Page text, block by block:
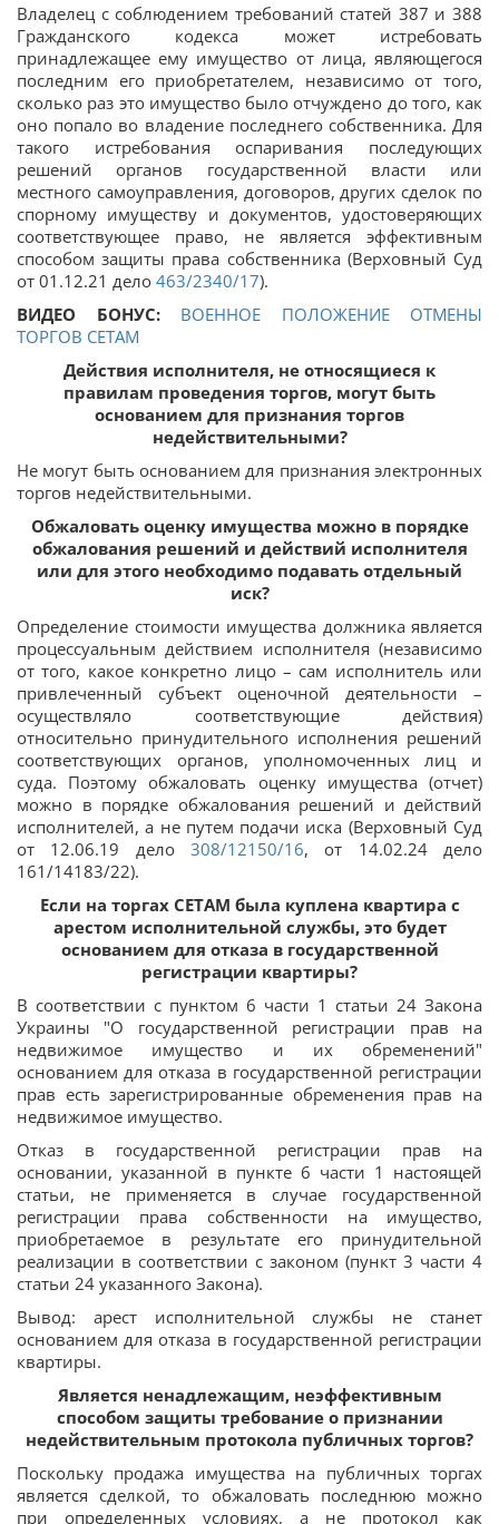
Владелец с соблюдением требований статей 387 и 388
Гражданского кодекса может истребовать
принадлежащее ему имущество от лица, являющегося
последним его приобретателем, независимо от того,
сколько раз это имущество было отчуждено до того, как
оно попало во владение последнего собственника. Для
такого истребования оспаривания последующих
решений органов государственной власти или
местного самоуправления, договоров, других сделок по
спорному имуществу и документов, удостоверяющих
соответствующее право, не является эффективным
способом защиты права собственника (Верховный Суд
от 01.12.21 дело 463/2340/17).
ВИДЕО БОНУС:ВОЕННОЕ ПОЛОЖЕНИЕ ОТМЕНЫ
ТОРГОВ СЕТАМ
Действия исполнителя, не относящиеся к
правилам проведения торгов, могут быть
основанием для признания торгов
недействительными?
Не могут быть основанием для признания электронных
торгов недействительными.
Обжаловать оценку имущества можно в порядке
обжалования решений и действий исполнителя
или для этого необходимо подавать отдельный
иск?
Определение стоимости имущества должника является
процессуальным действием исполнителя (независимо
от того, какое конкретно лицо – сам исполнитель или
привлеченный субъект оценочной деятельности –
осуществляло соответствующие действия)
относительно принудительного исполнения решений
соответствующих органов, уполномоченных лиц и
суда. Поэтому обжаловать оценку имущества (отчет)
можно в порядке обжалования решений и действий
исполнителей, а не путем подачи иска (Верховный Суд
от 12.06.19 дело 308/12150/16, от 14.02.24 дело
161/14183/22).
Если на торгах СЕТАМ была куплена квартира с
арестом исполнительной службы, это будет
основанием для отказа в государственной
регистрации квартиры?
В соответствии с пунктом 6 части 1 статьи 24 Закона
Украины "О государственной регистрации прав на
недвижимое имущество и их обременений"
основанием для отказа в государственной регистрации
прав есть зарегистрированные обременения прав на
недвижимое имущество.
Отказ в государственной регистрации прав на
основании, указанной в пункте 6 части 1 настоящей
статьи, не применяется в случае государственной
регистрации права собственности на имущество,
приобретаемое в результате его принудительной
реализации в соответствии с законом (пункт 3 части 4
статьи 24 указанного Закона).
Вывод: арест исполнительной службы не станет
основанием для отказа в государственной регистрации
квартиры.
Является ненадлежащим, неэффективным
способом защиты требование о признании
недействительным протокола публичных торгов?
Поскольку продажа имущества на публичных торгах
является сделкой, то обжаловать последнюю можно
при определенных условиях, а не протокол как